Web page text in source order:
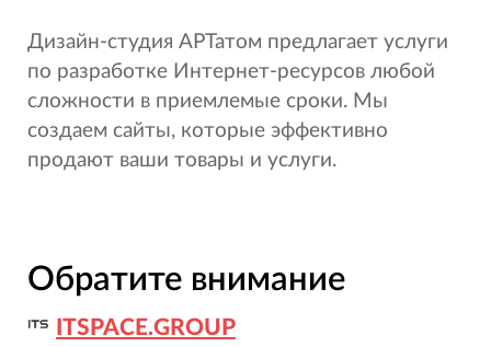
Дизайн-студия АРТатом предлагает услуги
по разработке Интернет-ресурсов любой
сложности в приемлемые сроки. Мы
создаем сайты, которые эффективно
продают ваши товары и услуги.
Обратите внимание
ITSPACE.GROUP